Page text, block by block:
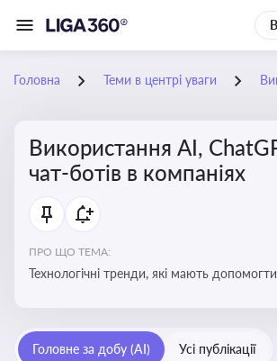
Головна Теми в центрі уваги
Використання AI,
чат-ботів в компаніях
ПРО ЩО ТЕМА:
Технологічні тренди, які мають допомогти
ефективність і знизити витрати компаній
Головне за добу (AI) Усі публікації